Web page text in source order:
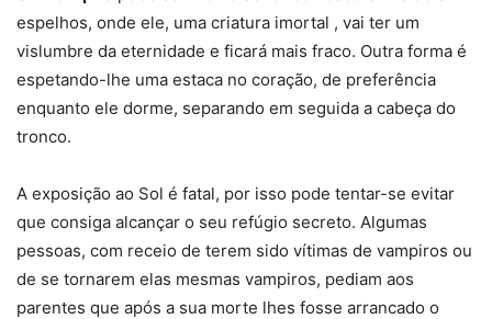
espelhos, onde ele, uma criatura imortal , vai ter um
vislumbre da eternidade e ficará mais fraco. Outra forma é
espetando-lhe uma estaca no coração, de preferência
enquanto ele dorme, separando em seguida a cabeça do
tronco.
A exposição ao Sol é fatal, por isso pode tentar-se evitar
que consiga alcançar o seu refúgio secreto. Algumas
pessoas, com receio de terem sido vítimas de vampiros ou
de se tornarem elas mesmas vampiros, pediam aos
parentes que após a sua morte lhes fosse arrancado o